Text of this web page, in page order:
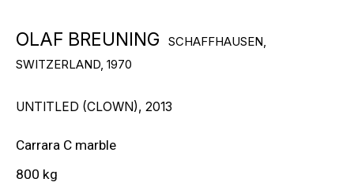
НОВОСТИ ГАЛЕРЕИ
OLAF BREUNING
SCHAFFHAUSEN,
SWITZERLAND, 1970
UNTITLED (CLOWN), 2013
Carrara C marble
800 kg